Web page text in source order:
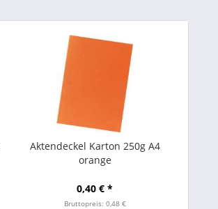
Aktendeckel Karton 250g A4
orange
0,40 € *
Bruttopreis: 0,48 €